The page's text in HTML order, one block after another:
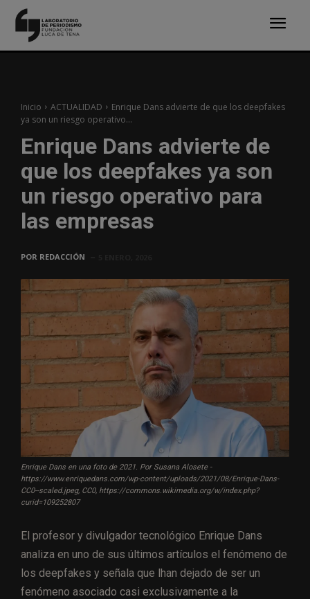
Inicio ACTUALIDAD
Enrique Dans advierte de que los deepfakes
ya son un riesgo operativo...
Enrique Dans advierte de
que los deepfakes ya son
un riesgo operativo para
las empresas
POR REDACCIÓN
Enrique Dans en una foto de 2021. Por Susana Alosete -
https://www.enriquedans.com/wp-content/uploads/2021/08/Enrique-Dans-
CC0--scaled.jpeg, CC0, https://commons.wikimedia.org/w/index.php?
curid=109252807
El profesor y divulgador tecnológico Enrique Dans
analiza en uno de sus últimos artículos el fenómeno de
los deepfakes y señala que lhan dejado de ser un
fenómeno asociado casi exclusivamente a la